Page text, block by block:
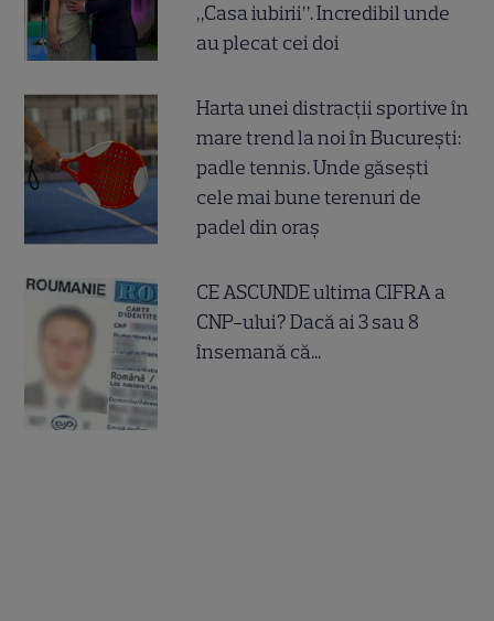
„Casa iubirii”. Incredibil unde
au plecat cei doi
Harta unei distracții sportive în
mare trend la noi în București:
padle tennis. Unde găsești
cele mai bune terenuri de
padel din oraș
CE ASCUNDE ultima CIFRA a
CNP-ului? Dacă ai 3 sau 8
însemană că...